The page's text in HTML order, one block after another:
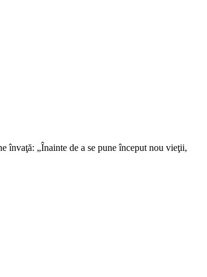
învaţă: „Înainte de a se pune început nou vieţii,